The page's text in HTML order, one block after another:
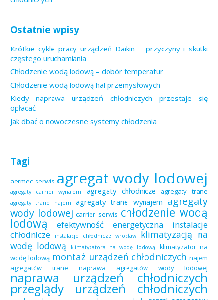
Ostatnie wpisy
Krótkie cykle pracy urządzeń Daikin – przyczyny i skutki
częstego uruchamiania
Chłodzenie wodą lodową – dobór temperatur
Chłodzenie wodą lodową hal przemysłowych
Kiedy naprawa urządzeń chłodniczych przestaje się
opłacać
Jak dbać o nowoczesne systemy chłodzenia
Tagi
aermec serwis agregat wody lodowej
agregaty carrier wynajem agregaty chłodnicze agregaty trane
agregaty trane najem agregaty trane wynajem agregaty
wody lodowej carrier serwis chłodzenie wodą
lodową efektywność energetyczna
instalacje
chłodnicze
instalacje chłodnicze wrocław
klimatyzacją na
wodę lodową
klimatyzatora na wodę lodową
klimatyzator na
wodę lodową montaż urządzeń chłodniczych najem
agregatów trane
naprawa agregatów wody lodowej
naprawa urządzeń chłodniczych
przeglądy urządzeń chłodniczych